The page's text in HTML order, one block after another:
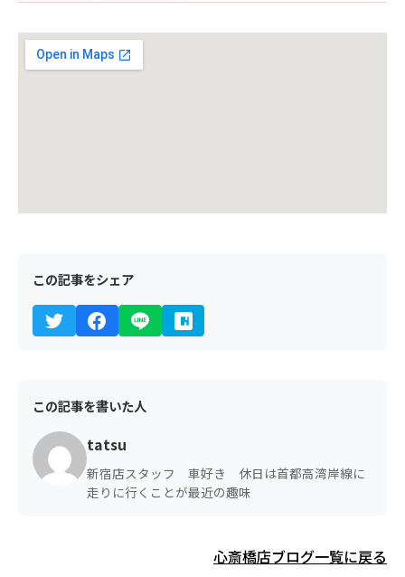
この記事をシェア
この記事を書いた人
tatsu
新宿店スタッフ 車好き 休日は首都高湾岸線に
走りに行くことが最近の趣味
心斎橋店ブログ一覧に戻る